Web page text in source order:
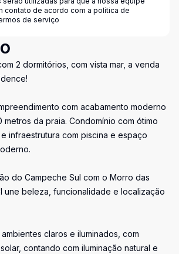
contato de acordo com a política de
de serviço
2 dormitórios, com vista mar, a venda
com acabamento moderno
da praia. Condomínio com ótimo
infraestrutura com piscina e espaço
do Campeche Sul com o Morro das
une beleza, funcionalidade e localização
claros e iluminados, com
contando com iluminação natural e